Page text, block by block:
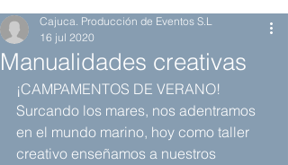
Manualidades creativas
Cajuca. Producción de Eventos S.L
16 jul 2020
¡CAMPAMENTOS DE VERANO!
Surcando los mares, nos adentramos
en el mundo marino, hoy como taller
creativo enseñamos a nuestros